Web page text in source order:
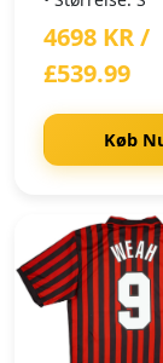
4698 KR /
£539.99
Køb